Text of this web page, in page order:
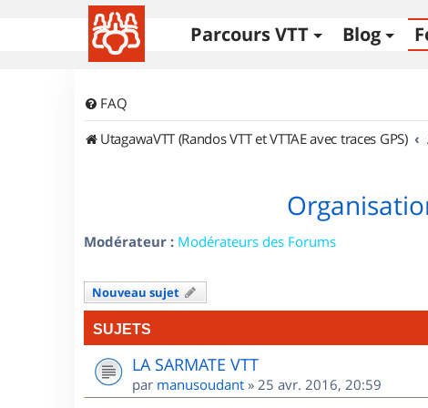
Parcours VTT Blog
FAQ
UtagawaVTT (Randos VTT et VTTAE avec traces GPS)
Modérateur : Modérateurs des Forums
Nouveau sujet
SUJETS
LA SARMATE VTT
par manusoudant » 25 avr. 2016, 20:59